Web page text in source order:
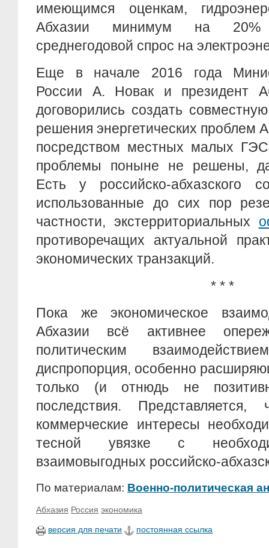
имеющимся оценкам,
Абхазии минимум на 20%
среднегодовой спрос на
Еще в начале 2016 года
России А. Новак и президент
договорились создать
решения энергетических проблем
посредством местных малых
проблемы поныне не решены,
Есть у российско-абхазского
использованные до сих пор
частности, экстерриториальных
противоречащих актуальной
экономических транзакций.
* * *
Пока же экономическое
Абхазии всё активнее
политическим
диспропорция, особенно
только (и отнюдь не
последствия.
коммерческие интересы
тесной увязке с
взаимовыгодных российско-
По материалам: Военно-политическая
Абхазия Россия экономика
версия для печати постоянная ссылка